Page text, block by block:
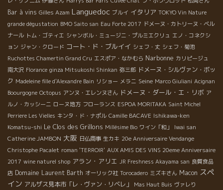
Bar à vins Gilles Azam Languedoc ブルイ イタリア TOKYO Vin Nature
grande dégustation BMO Saito san Eau Forte 2017 ドメーヌ・カトリーヌ・ベル
ナール トム・ゴティエ シャンボル・ミュージニ・プルミエクリュ エノ・コネクシ
ョン ジャン・クロード コート・ド・ブルイイ シェフ・丈 シェフ・菊池
Ruchottes Chamertin Grand Cru エスポア・なかむら Narbonne カリピージュ
南大沢 Florance ginza Mitsukoshi Shinkan 弥三郎 ドメーヌ・シルヴァン・ボッ
ク Madeleine fille d'Alexandre Bain リショー メラニ Seine Marco Giuliani Acignan
Boourgogne Octopus アンヌ・エレンヌさん ドメーヌ・ダール・エ・リボ ア
ルノ・カッシーニ ローヌ地方 フローランス ESPOA MORITAKA Saint Michel
Perriere Les Vielles キンタ・ド・ナポル Camille BACAVE Ishikawa-ken
Komatsu-shi Le Clos des Grillons Millésime Bio ワイン「和」 Iwai san
Catherine JAMBON 大阪 日仏商事 生カキ 20e Anniversaire Vendange
Christophe Pacalet roman 'TERROIR' AUX AMIS DES VINS 20eme Anniversaire
2017 wine naturel shop アラン・アリエ JR Freshness Akayama san 良質食品
店 Domaine Laurent Barth オーリック社 Torocadero ミズキさん Macon スペ
イン アルザス見本市「レ・ヴァン・リベレ」 Mas Haut Buis ヴァレり